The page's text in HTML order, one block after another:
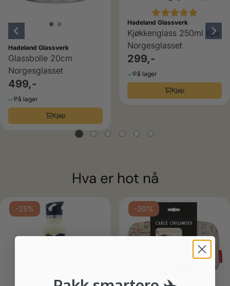
Hadeland Glassverk
Glassbolle 20cm
Norgesglasset
499,-
På lager
Kjøp
Karakter:
Hadeland Glassverk
Kjøkkenglass 250ml 6pk
Norgesglasset
299,-
På lager
Kjøp
Hva er hot nå
-25% -30%